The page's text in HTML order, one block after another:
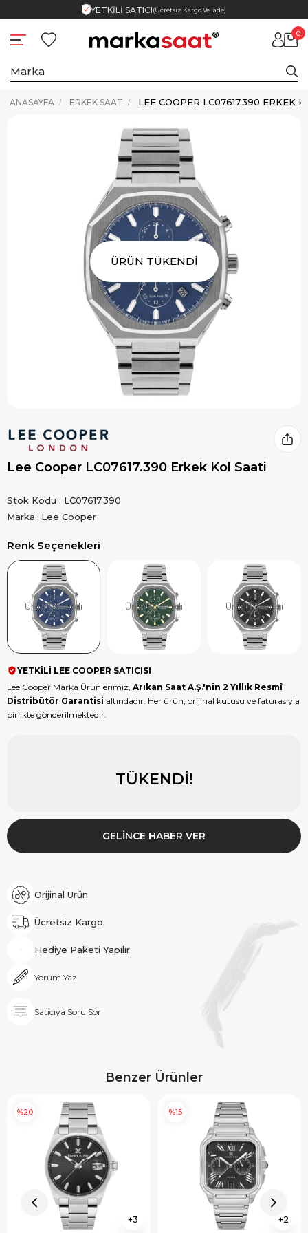
YETKİLİ SATICI(Ücretsiz Kargo Ve İade)
0
ANASAYFA ERKEK SAAT LEE COOPER LC07617.390 ERKEK
ÜRÜN TÜKENDİ
Lee Cooper LC07617.390 Erkek Kol Saati
Stok Kodu
LC07617.390
Marka : Lee Cooper
Renk Seçenekleri
Ürün Tükendi Ürün Tükendi Ürün Tükendi
YETKİLİ LEE COOPER SATICISI
Lee Cooper Marka Ürünlerimiz, Arıkan Saat A.Ş.'nin 2 Yıllık Resmî
Distribütör Garantisi altındadır. Her ürün, orijinal kutusu ve faturasıyla
birlikte gönderilmektedir.
TÜKENDI!
GELINCE HABER VER
Orijinal Ürün
Ücretsiz Kargo
Hediye Paketi Yapılır
Yorum Yaz
Satıcıya Soru Sor
Benzer Ürünler
3
%20
2
%15